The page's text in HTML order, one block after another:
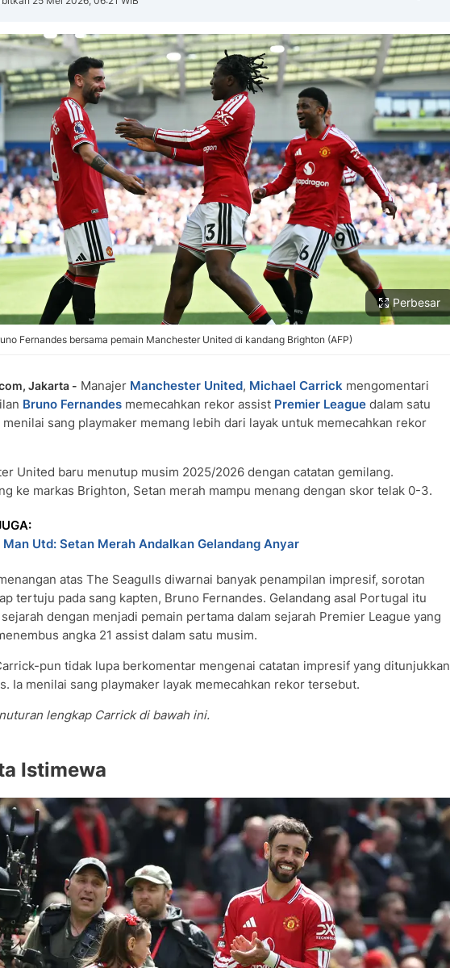
Copy Link
Perbesar
Fernandes bersama pemain Manchester United di kandang Brighton (AFP)
Jakarta - Manajer Manchester United, Michael Carrick mengomentari
Bruno Fernandes memecahkan rekor assist Premier League dalam satu
menilai sang playmaker memang lebih dari layak untuk memecahkan rekor
United baru menutup musim 2025/2026 dengan catatan gemilang.
ke markas Brighton, Setan merah mampu menang dengan skor telak 0-3.
Man Utd: Setan Merah Andalkan Gelandang Anyar
atas The Seagulls diwarnai banyak penampilan impresif, sorotan
tertuju pada sang kapten, Bruno Fernandes. Gelandang asal Portugal itu
dengan menjadi pemain pertama dalam sejarah Premier League yang
angka 21 assist dalam satu musim.
pun tidak lupa berkomentar mengenai catatan impresif yang ditunjukkan
Ia menilai sang playmaker layak memecahkan rekor tersebut.
lengkap Carrick di bawah ini.
Istimewa